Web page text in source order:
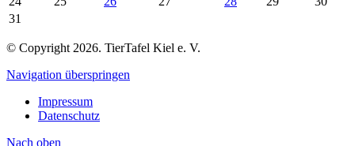
31
© Copyright 2026. TierTafel Kiel e. V.
Navigation überspringen
Impressum
Datenschutz
Nach oben